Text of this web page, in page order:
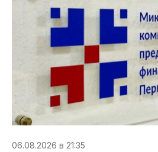
06.08.2026 в 21:35